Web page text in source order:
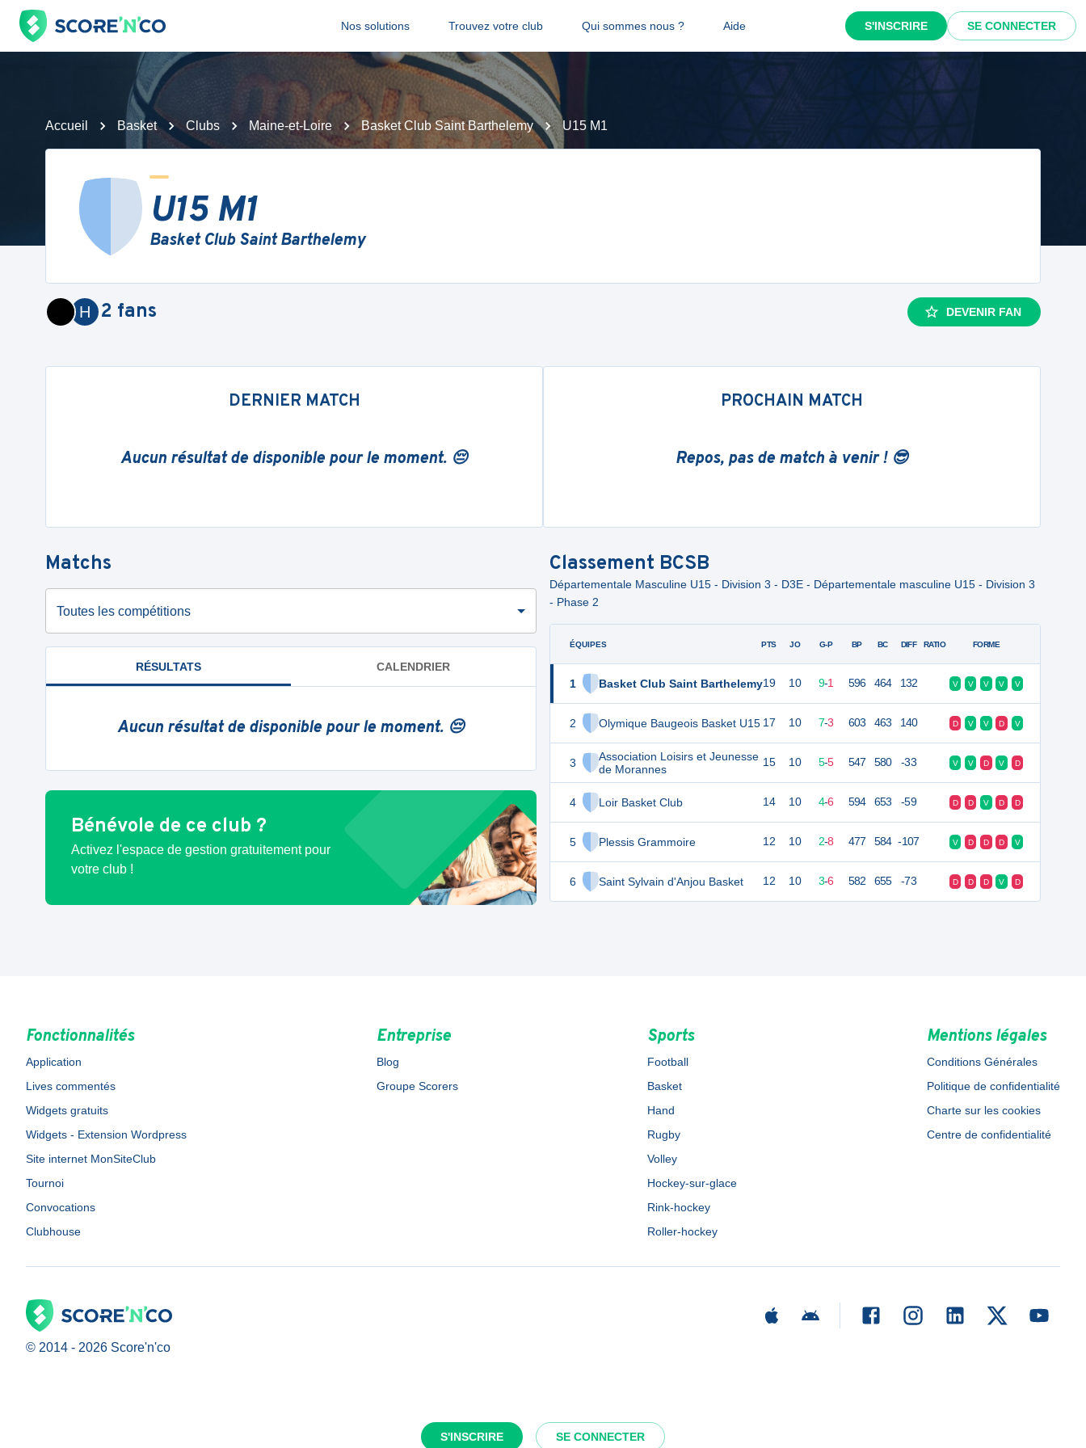
Nos solutions Trouvez votre club Qui sommes nous ? Aide S'INSCRIRE SE CONNECTER
S'INSCRIRE SE CONNECTER
Accueil Basket Clubs Maine-et-Loire Basket Club Saint Barthelemy U15 M1
U15 M1
Basket Club Saint Barthelemy
H 2 fans DEVENIR FAN
DERNIER MATCH
Aucun résultat de disponible pour le moment. 😔
PROCHAIN MATCH
Repos, pas de match à venir ! 😎
Matchs
Toutes les compétitions
RÉSULTATS CALENDRIER
Aucun résultat de disponible pour le moment. 😔
Bénévole de ce club ?
Activez l'espace de gestion gratuitement pour
votre club !
Classement BCSB
Départementale Masculine U15 - Division 3 - D3E - Départementale masculine U15 - Division 3
- Phase 2
ÉQUIPES
1 Basket Club Saint Barthelemy
2 Olymique Baugeois Basket U15
3
Association Loisirs et Jeunesse
de Morannes
4 Loir Basket Club
5 Plessis Grammoire
6 Saint Sylvain d'Anjou Basket
PTS JO G-P BP BC DIFF RATIO FORME
19 10 9-1 596 464 132 V V V V V
17 10 7-3 603 463 140 D V V D V
15 10 5-5 547 580 -33 V V D V D
14 10 4-6 594 653 -59 D D V D D
12 10 2-8 477 584 -107 V D D D V
12 10 3-6 582 655 -73 D D D V D
Fonctionnalités
Application
Lives commentés
Widgets gratuits
Widgets - Extension Wordpress
Site internet MonSiteClub
Tournoi
Convocations
Clubhouse
Entreprise
Blog
Groupe Scorers
Sports
Football
Basket
Hand
Rugby
Volley
Hockey-sur-glace
Rink-hockey
Roller-hockey
Mentions légales
Conditions Générales
Politique de confidentialité
Charte sur les cookies
Centre de confidentialité
© 2014 - 2026 Score'n'co